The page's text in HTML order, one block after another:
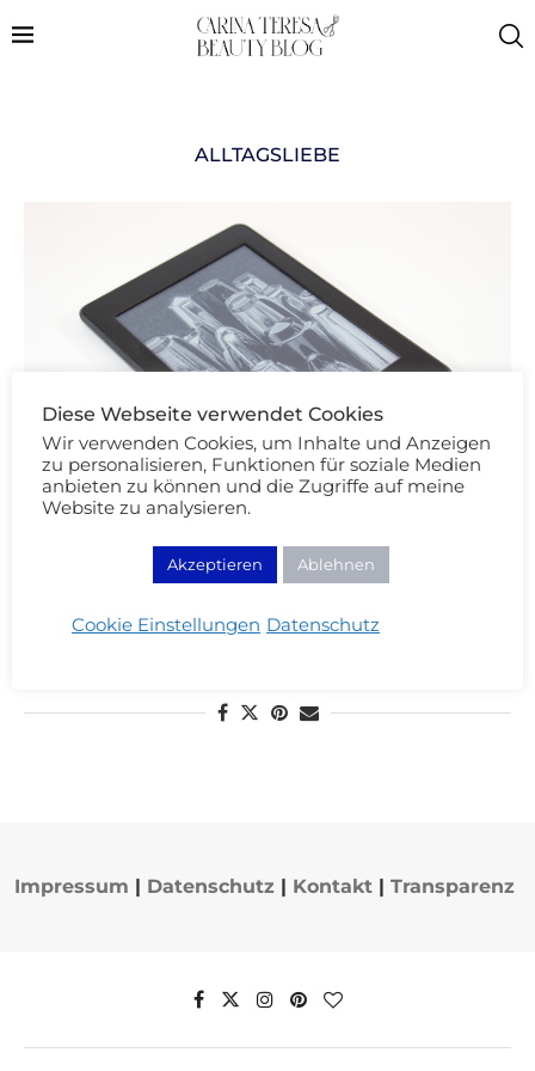
ALLTAGSLIEBE
Alltagsliebe #2: Mein Kindle
Impressum | Datenschutz | Kontakt | Transparenz
Diese Webseite verwendet Cookies
Wir verwenden Cookies, um Inhalte und Anzeigen
zu personalisieren, Funktionen für soziale Medien
anbieten zu können und die Zugriffe auf meine
Website zu analysieren.
Akzeptieren Ablehnen
Cookie Einstellungen Datenschutz